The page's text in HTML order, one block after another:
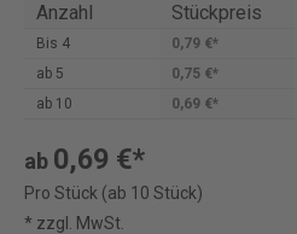
Anzahl Stückpreis
Bis 4
0,79 €*
ab 5
0,75 €*
ab 10 0,69 €*
ab 0,69 €*
Pro Stück (ab 10 Stück)
* zzgl. MwSt.